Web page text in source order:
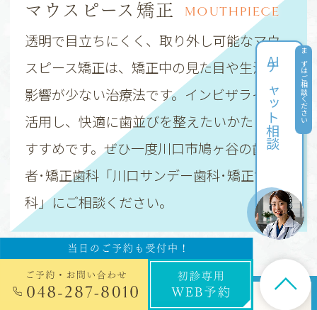
マウスピース矯正 MOUTHPIECE
透明で目立ちにくく、取り外し可能なマウ
スピース矯正は、矯正中の見た目や生活への
影響が少ない治療法です。インビザラインを
活用し、快適に歯並びを整えたいかたにお
すすめです。ぜひ一度川口市鳩ヶ谷の歯医
者･矯正歯科「川口サンデー歯科･矯正歯
科」にご相談ください。
AI
チャット相談 まずはご相談ください